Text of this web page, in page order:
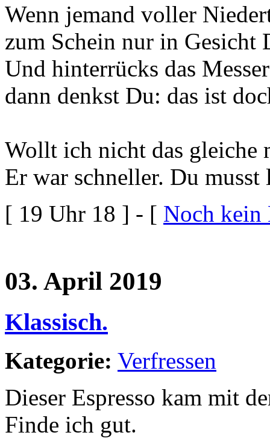
Wenn jemand voller
zum Schein nur in Gesicht
Und hinterrücks das
dann denkst Du: das ist
Wollt ich nicht das gleiche
Er war schneller. Du musst
[ 19 Uhr 18 ] - [ Noch kein
03. April 2019
Klassisch.
Kategorie: Verfressen
Dieser Espresso kam mit
Finde ich gut.